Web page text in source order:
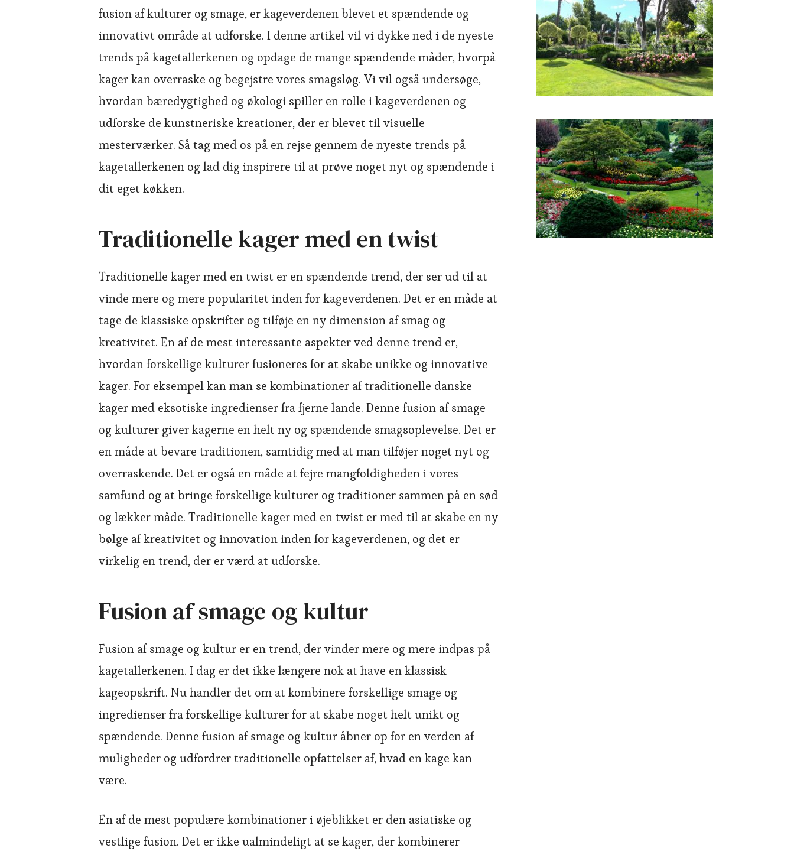
fusion af kulturer og smage, er kageverdenen blevet et spændende og
innovativt område at udforske. I denne artikel vil vi dykke ned i de nyeste
trends på kagetallerkenen og opdage de mange spændende måder, hvorpå
kager kan overraske og begejstre vores smagsløg. Vi vil også undersøge,
hvordan bæredygtighed og økologi spiller en rolle i kageverdenen og
udforske de kunstneriske kreationer, der er blevet til visuelle
mesterværker. Så tag med os på en rejse gennem de nyeste trends på
kagetallerkenen og lad dig inspirere til at prøve noget nyt og spændende i
dit eget køkken.
Traditionelle kager med en twist
Traditionelle kager med en twist er en spændende trend, der ser ud til at
vinde mere og mere popularitet inden for kageverdenen. Det er en måde at
tage de klassiske opskrifter og tilføje en ny dimension af smag og
kreativitet. En af de mest interessante aspekter ved denne trend er,
hvordan forskellige kulturer fusioneres for at skabe unikke og innovative
kager. For eksempel kan man se kombinationer af traditionelle danske
kager med eksotiske ingredienser fra fjerne lande. Denne fusion af smage
og kulturer giver kagerne en helt ny og spændende smagsoplevelse. Det er
en måde at bevare traditionen, samtidig med at man tilføjer noget nyt og
overraskende. Det er også en måde at fejre mangfoldigheden i vores
samfund og at bringe forskellige kulturer og traditioner sammen på en sød
og lækker måde. Traditionelle kager med en twist er med til at skabe en ny
bølge af kreativitet og innovation inden for kageverdenen, og det er
virkelig en trend, der er værd at udforske.
Fusion af smage og kultur
Fusion af smage og kultur er en trend, der vinder mere og mere indpas på
kagetallerkenen. I dag er det ikke længere nok at have en klassisk
kageopskrift. Nu handler det om at kombinere forskellige smage og
ingredienser fra forskellige kulturer for at skabe noget helt unikt og
spændende. Denne fusion af smage og kultur åbner op for en verden af
muligheder og udfordrer traditionelle opfattelser af, hvad en kage kan
være.
En af de mest populære kombinationer i øjeblikket er den asiatiske og
vestlige fusion. Det er ikke ualmindeligt at se kager, der kombinerer